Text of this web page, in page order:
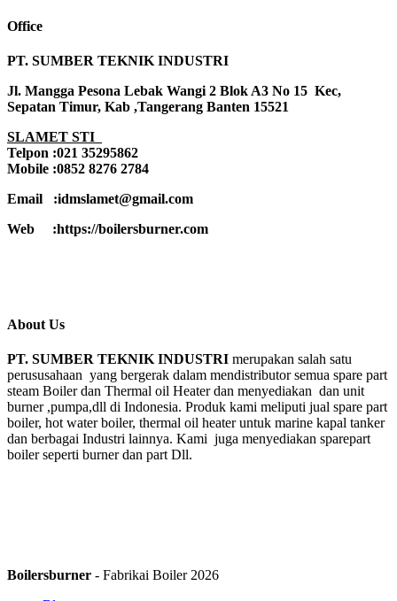
Office
PT. SUMBER TEKNIK INDUSTRI
Jl. Mangga Pesona Lebak Wangi 2 Blok A3 No 15 Kec,
Sepatan Timur, Kab ,Tangerang Banten 15521
SLAMET STI
Telpon :021 35295862
Mobile :0852 8276 2784
Email :idmslamet@gmail.com
Web :https://boilersburner.com
About Us
PT. SUMBER TEKNIK INDUSTRI merupakan salah satu
perususahaan yang bergerak dalam mendistributor semua spare part
steam Boiler dan Thermal oil Heater dan menyediakan dan unit
burner ,pumpa,dll di Indonesia. Produk kami meliputi jual spare part
boiler, hot water boiler, thermal oil heater untuk marine kapal tanker
dan berbagai Industri lainnya. Kami juga menyediakan sparepart
boiler seperti burner dan part Dll.
Boilersburner - Fabrikai Boiler 2026